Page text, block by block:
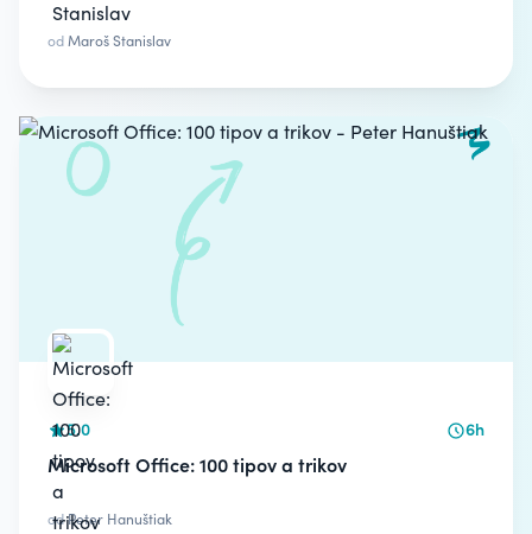
odMaroš Stanislav
5.0 6h
Microsoft Office: 100 tipov a trikov
odPeter Hanuštiak